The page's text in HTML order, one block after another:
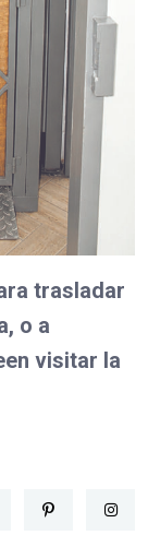
trasladar
o a
visitar la